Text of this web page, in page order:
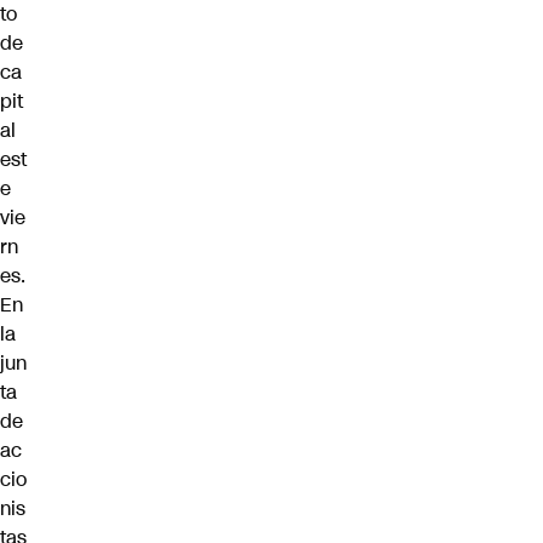
to
de
ca
pit
al
est
e
vie
rn
es.
En
la
jun
ta
de
ac
cio
nis
tas